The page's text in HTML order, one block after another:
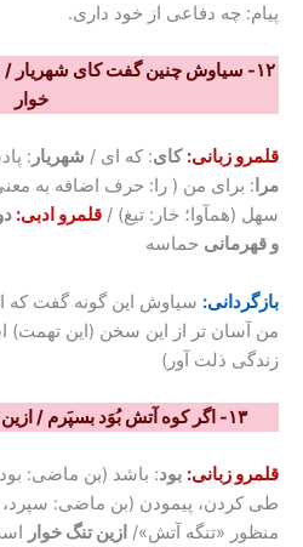
پیام: چه دفاعی از خود داری.
۱۲- سیاوش چنین گفت کای
خوار
قلمرو زبانی: کای: که ای / شهریار :
مرا : برای من ( را: حرف اضافه به
سهل (همآوا؛ خار: تیغ) / قلمرو ادبی:
و قهرمانی حماسه
بازگردانی: سیاوش این گونه گفت که
من آسان تر از این سخن (این تهمت)
زندگی ذلت آور)
۱۳- اگر کوه آتش بُوَد بسپَرم / ازین تنگ خوار است اگر بگذرم
قلمرو زبانی: بود: باشد (بن ماضی:
طی کردن، پیمودن (بن ماضی:
منظور «تنگه آتش»/ ازین تنگ خوار